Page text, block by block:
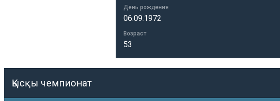
День рождения
06.09.1972
Возраст
53
Қысқы чемпионат